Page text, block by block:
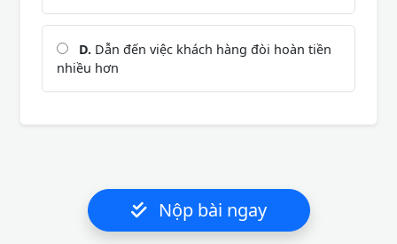
D. Dẫn đến việc khách hàng đòi hoàn tiền
nhiều hơn
Nộp bài ngay